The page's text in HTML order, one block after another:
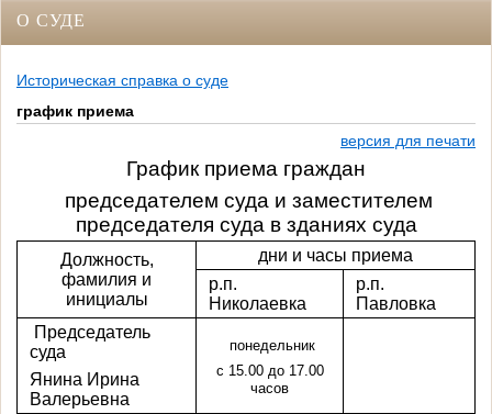
О СУДЕ
Историческая справка о суде
график приема
версия для печати
График приема граждан
председателем суда и заместителем
председателя суда в зданиях суда
Должность,
фамилия и
инициалы
дни и часы приема
р.п.
Николаевка
р.п.
Павловка
Председатель
суда
Янина Ирина
Валерьевна
понедельник
с 15.00 до 17.00
часов